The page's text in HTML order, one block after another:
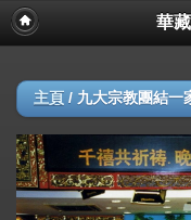
華
主頁 / 九大宗教團結一